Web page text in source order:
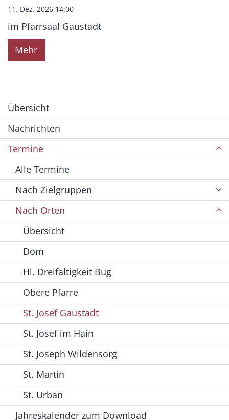
11. Dez. 2026 14:00
im Pfarrsaal Gaustadt
Mehr
Übersicht
Nachrichten
Termine
Alle Termine
Nach Zielgruppen
Nach Orten
Übersicht
Dom
Hl. Dreifaltigkeit Bug
Obere Pfarre
St. Josef Gaustadt
St. Josef im Hain
St. Joseph Wildensorg
St. Martin
St. Urban
Jahreskalender zum Download